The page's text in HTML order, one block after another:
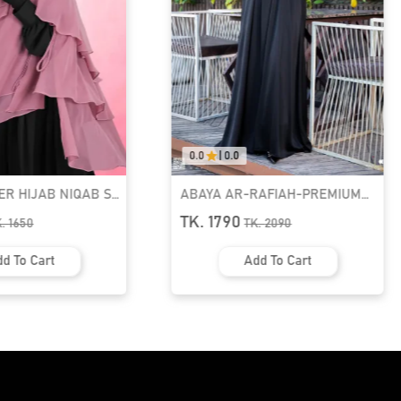
HIJAB NIQAB SET
1650
To Cart
0.0 0.0
ABAYA AR-RAFIAH-PREMIUM
SLEEVE BUTTON ABAYA
TK. 1790 TK.2090
Add To Cart